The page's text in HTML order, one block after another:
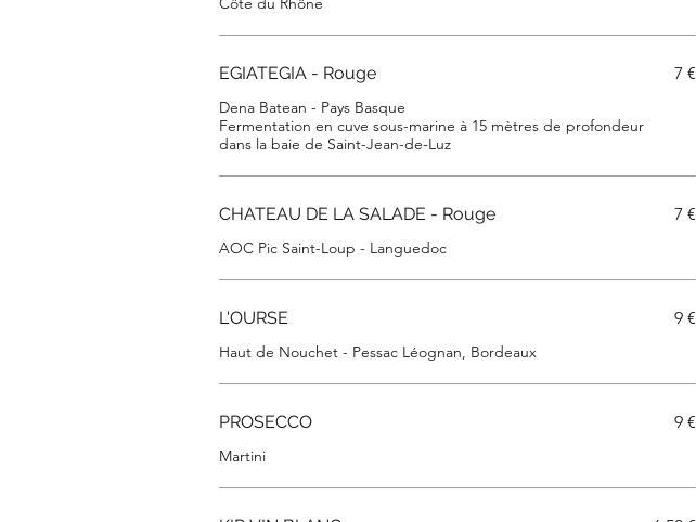
EGIATEGIA - Rouge
Dena Batean - Pays Basque
Fermentation en cuve sous-marine à 15 mètres de profondeur
dans la baie de Saint-Jean-de-Luz
7 €
CHATEAU DE LA SALADE - Rouge
AOC Pic Saint-Loup - Languedoc
7 €
L'OURSE
Haut de Nouchet - Pessac Léognan, Bordeaux
9 €
PROSECCO
Martini
9 €